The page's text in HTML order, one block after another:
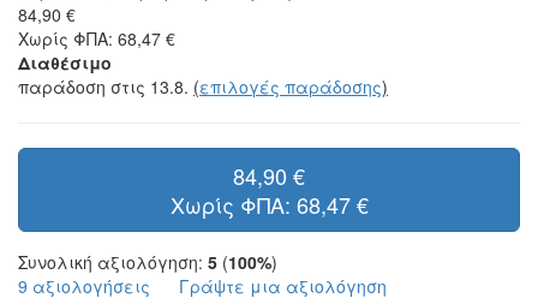
84,90 €
Χωρίς ΦΠΑ: 68,47 €
Διαθέσιμο
παράδοση στις 13.8. (επιλογές παράδοσης)
84,90 €
Χωρίς ΦΠΑ: 68,47 €
Συνολική αξιολόγηση: 5 (100%)
9 αξιολογήσεις
Γράψτε μια αξιολόγηση